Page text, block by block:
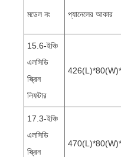
মডেল নং প্যানেলের আকার
15.6-ইঞ্চি
এলসিডি
স্ক্রিন
লিফটার
17.3-ইঞ্চি
এলসিডি
স্ক্রিন